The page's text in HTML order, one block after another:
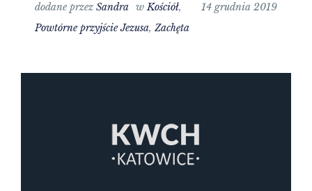
14 grudnia 2019
dodane przez Sandra wKościół,
Powtórne przyjście Jezusa, Zachęta